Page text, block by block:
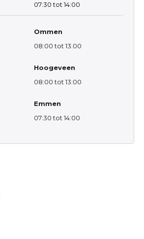
07:30 tot 14:00
Ommen
08:00 tot 13:00
Hoogeveen
08:00 tot 13:00
Emmen
07:30 tot 14:00